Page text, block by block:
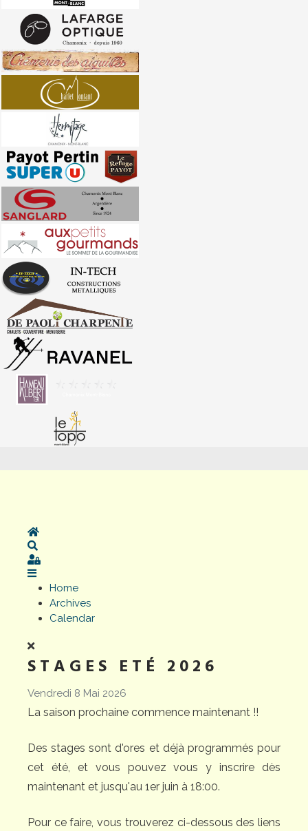
Home
Sign In
Home
Archives
Calendar
STAGES ETÉ 2026
Vendredi 8 Mai 2026
La saison prochaine commence maintenant !!
Des stages sont d'ores et déjà programmés pour
cet été, et vous pouvez vous y inscrire dès
maintenant et jusqu'au 1er juin à 18:00.
Pour ce faire, vous trouverez ci-dessous des liens